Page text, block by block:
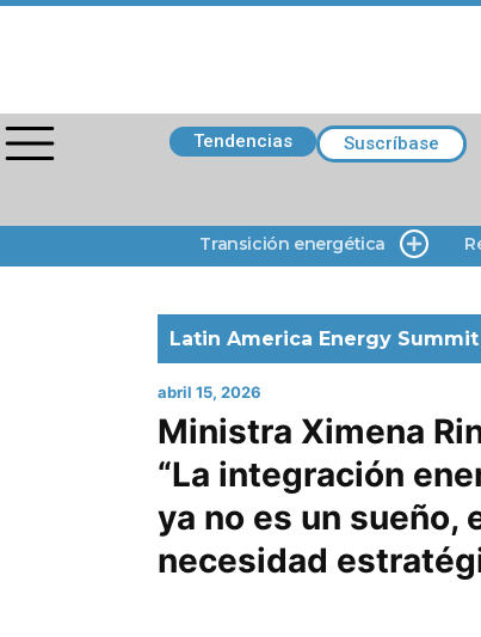
Tendencias Suscríbase
Transición energética
Latin America Energy Summit
abril 15, 2026
Ministra Ximena
“La integración
ya no es un sueño,
necesidad